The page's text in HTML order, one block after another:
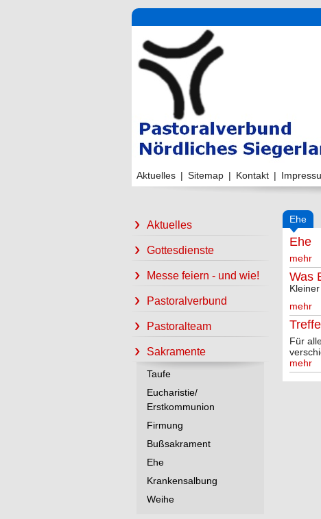
Aktuelles | Sitemap | Kontakt |
Aktuelles
Gottesdienste
Messe feiern - und wie!
Pastoralverbund
Pastoralteam
Sakramente
Taufe
Eucharistie/
Erstkommunion
Firmung
Bußsakrament
Ehe
Krankensalbung
Weihe
Ehe
Ehe
mehr
Was
mehr
Für
mehr